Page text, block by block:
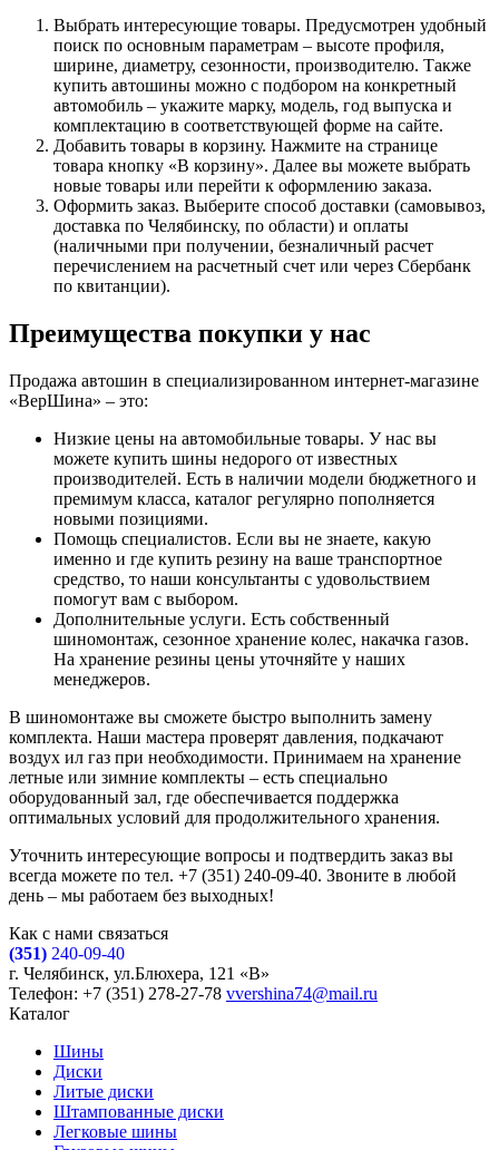
Выбрать интересующие товары. Предусмотрен удобный
поиск по основным параметрам – высоте профиля,
ширине, диаметру, сезонности, производителю. Также
купить автошины можно с подбором на конкретный
автомобиль – укажите марку, модель, год выпуска и
комплектацию в соответствующей форме на сайте.
Добавить товары в корзину. Нажмите на странице
товара кнопку «В корзину». Далее вы можете выбрать
новые товары или перейти к оформлению заказа.
Оформить заказ. Выберите способ доставки (самовывоз,
доставка по Челябинску, по области) и оплаты
(наличными при получении, безналичный расчет
перечислением на расчетный счет или через Сбербанк
по квитанции).
Преимущества покупки у нас
Продажа автошин в специализированном интернет-магазине
«ВерШина» – это:
Низкие цены на автомобильные товары. У нас вы
можете купить шины недорого от известных
производителей. Есть в наличии модели бюджетного и
премимум класса, каталог регулярно пополняется
новыми позициями.
Помощь специалистов. Если вы не знаете, какую
именно и где купить резину на ваше транспортное
средство, то наши консультанты с удовольствием
помогут вам с выбором.
Дополнительные услуги. Есть собственный
шиномонтаж, сезонное хранение колес, накачка газов.
На хранение резины цены уточняйте у наших
менеджеров.
В шиномонтаже вы сможете быстро выполнить замену
комплекта. Наши мастера проверят давления, подкачают
воздух ил газ при необходимости. Принимаем на хранение
летные или зимние комплекты – есть специально
оборудованный зал, где обеспечивается поддержка
оптимальных условий для продолжительного хранения.
Уточнить интересующие вопросы и подтвердить заказ вы
всегда можете по тел. +7 (351) 240-09-40. Звоните в любой
день – мы работаем без выходных!
Как с нами связаться
(351) 240-09-40
г. Челябинск, ул.Блюхера, 121 «В»
Телефон: +7 (351) 278-27-78 vvershina74@mail.ru
Каталог
Шины
Диски
Литые диски
Штампованные диски
Легковые шины